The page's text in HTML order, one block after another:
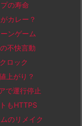
の寿命
カレー？
ンゲーム
不快言動
ロック
上がり？
で運行停止
もHTTPS
のリメイク